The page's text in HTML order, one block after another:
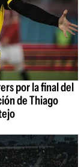
por la final del
de Thiago